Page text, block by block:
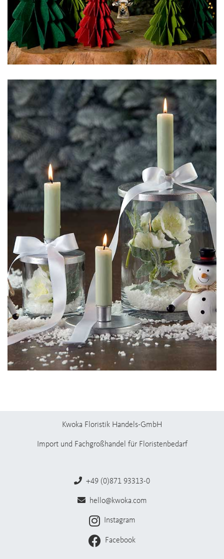
Kwoka Floristik Handels-GmbH
Import und Fachgroßhandel für Floristenbedarf
+49 (0)871 93313-0
hello@kwoka.com
Instagram
Facebook